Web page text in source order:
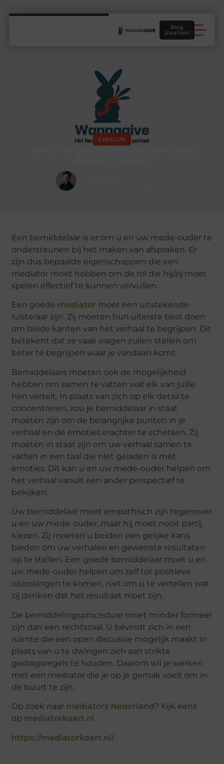
Blog
plaatsen
ZAKELIJK
Een bemiddelaar is er om u en uw mede-ouder te
ondersteunen bij het maken van afspraken. Er
zijn dus bepaalde eigenschappen die een
mediator moet hebben om de rol die hij/zij moet
spelen effectief te kunnen vervullen.
Een goede mediator moet een uitstekende
luisteraar zijn. Zij moeten hun uiterste best doen
om beide kanten van het verhaal te begrijpen. Dit
betekent dat ze vaak vragen zullen stellen om
beter te begrijpen waar je vandaan komt.
Bemiddelaars moeten ook de mogelijkheid
hebben om samen te vatten wat elk van jullie
hen vertelt. In plaats van zich op elk detail te
concentreren, zou je bemiddelaar in staat
moeten zijn om de belangrijke punten in je
verhaal en de emoties erachter te schetsen. Zij
moeten in staat zijn om uw verhaal samen te
vatten in een taal die niet geladen is met
emoties. Dit kan u en uw mede-ouder helpen om
het verhaal vanuit een ander perspectief te
bekijken.
Uw bemiddelaar moet empathisch zijn tegenover
u en uw mede-ouder, maar hij moet nooit partij
kiezen. Zij moeten u beiden een gelijke kans
bieden om uw verhalen en gewenste resultaten
op te stellen. Een goede bemiddelaar moet u en
uw mede-ouder helpen om zelf tot positieve
oplossingen te komen, niet om u te vertellen wat
zij denken dat het resultaat moet zijn.
De bemiddelingsprocedure moet minder formeel
zijn dan een rechtszaal. U bevindt zich in een
ruimte die een open discussie mogelijk maakt in
plaats van u te dwingen zich aan strikte
gedragsregels te houden. Daarom wil je werken
met een mediator die je op je gemak voelt om in
de buurt te zijn.
Op zoek naar mediators Nederland? Kijk eens
op mediatorkaart.nl
https://mediatorkaart.nl/